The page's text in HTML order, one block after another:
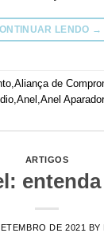
LENDO →
,Aliança de
,Anel ,Anel Aparador
ARTIGOS
DE 2021 BY